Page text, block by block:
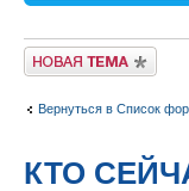
Новая тема
Вернуться в Список
КТО